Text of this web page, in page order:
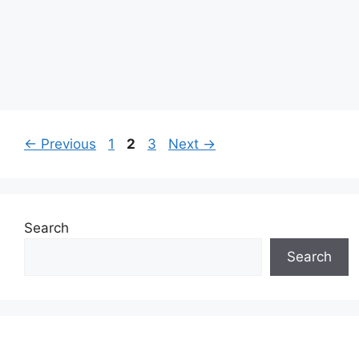
← Previous Page
1 Page
2 Page
3 Next →
Search
Search